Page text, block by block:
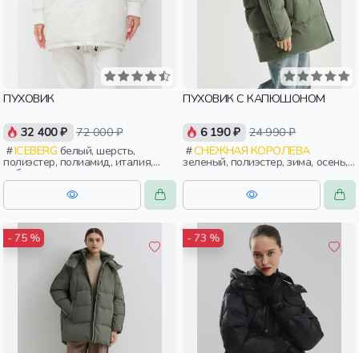
ПУХОВИК
32 400 ₽ 72 000 ₽
ICEBERG
полиэстер, полиамид, италия,
рубчик, прямые, резинка,
длинные, длинный рукав,
манжета, прорези, карман,
воротник, фактурные, воротник-
ПУХОВИК С КАПЮШОНОМ
6 190 ₽ 24 990 ₽
СНЕЖНАЯ КОРОЛЕВА
зеленый, полиэстер, зима, осень,
россия, капюшон, застежка,
утепленные, стеганые, прорези,
карман, объемные, женщины,
взрослые
- 75 % - 73 %